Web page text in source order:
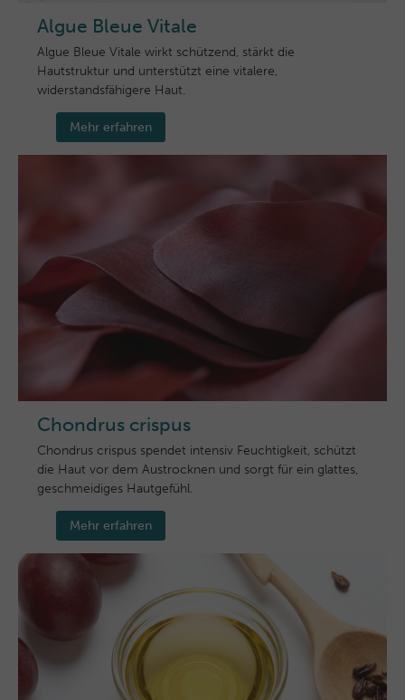
Algue Bleue Vitale
Algue Bleue Vitale wirkt schützend, stärkt die
Hautstruktur und unterstützt eine vitalere,
widerstandsfähigere Haut.
Mehr erfahren
Chondrus crispus
Chondrus crispus spendet intensiv Feuchtigkeit, schützt
die Haut vor dem Austrocknen und sorgt für ein glattes,
geschmeidiges Hautgefühl.
Mehr erfahren